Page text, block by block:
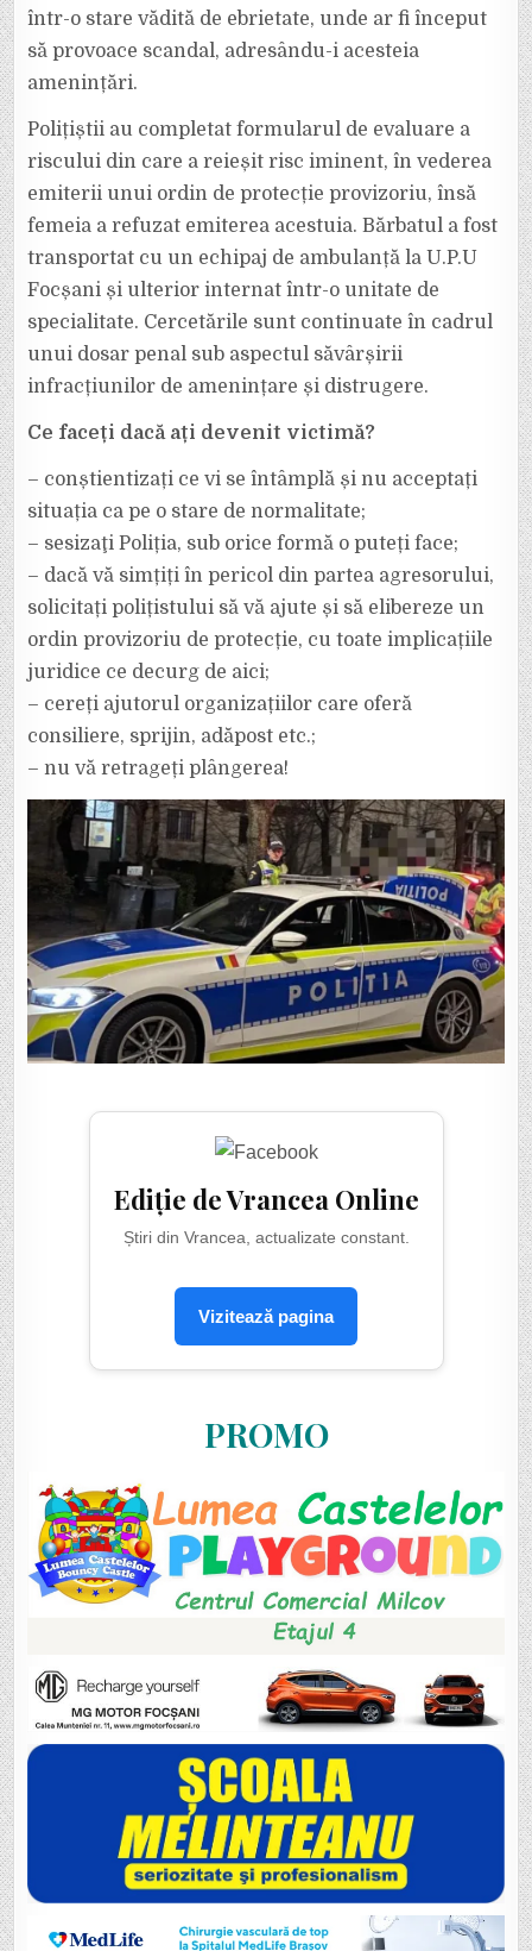
într-o stare vădită de ebrietate, unde ar fi început
să provoace scandal, adresându-i acesteia
amenințări.
Polițiștii au completat formularul de evaluare a
riscului din care a reieșit risc iminent, în vederea
emiterii unui ordin de protecție provizoriu, însă
femeia a refuzat emiterea acestuia. Bărbatul a fost
transportat cu un echipaj de ambulanță la U.P.U
Focșani și ulterior internat într-o unitate de
specialitate. Cercetările sunt continuate în cadrul
unui dosar penal sub aspectul săvârșirii
infracțiunilor de amenințare și distrugere.
Ce faceți dacă ați devenit victimă?
– conștientizați ce vi se întâmplă și nu acceptați
situația ca pe o stare de normalitate;
– sesizaţi Poliția, sub orice formă o puteți face;
– dacă vă simțiți în pericol din partea agresorului,
solicitați polițistului să vă ajute și să elibereze un
ordin provizoriu de protecție, cu toate implicațiile
juridice ce decurg de aici;
– cereți ajutorul organizațiilor care oferă
consiliere, sprijin, adăpost etc.;
– nu vă retrageți plângerea!
Ediție de Vrancea Online
Știri din Vrancea, actualizate constant.
Vizitează pagina
PROMO